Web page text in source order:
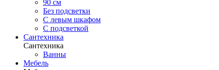
90 см
Без подсветки
С левым шкафом
С подсветкой
Сантехника
Сантехника
Ванны
Мебель